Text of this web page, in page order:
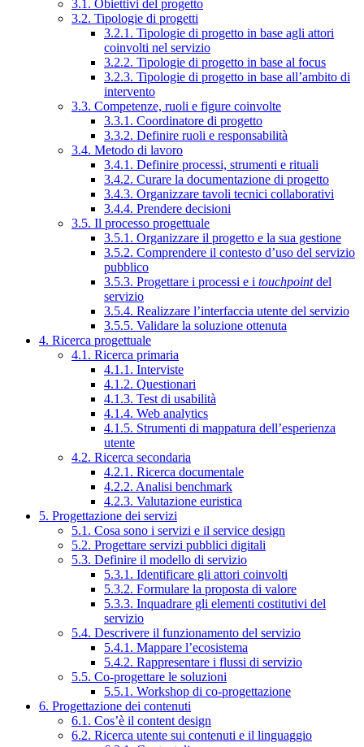
3.1. Obiettivi del progetto
3.2. Tipologie di progetti
3.2.1. Tipologie di progetto in base agli attori
coinvolti nel servizio
3.2.2. Tipologie di progetto in base al focus
3.2.3. Tipologie di progetto in base all’ambito di
intervento
3.3. Competenze, ruoli e figure coinvolte
3.3.1. Coordinatore di progetto
3.3.2. Definire ruoli e responsabilità
3.4. Metodo di lavoro
3.4.1. Definire processi, strumenti e rituali
3.4.2. Curare la documentazione di progetto
3.4.3. Organizzare tavoli tecnici collaborativi
3.4.4. Prendere decisioni
3.5. Il processo progettuale
3.5.1. Organizzare il progetto e la sua gestione
3.5.2. Comprendere il contesto d’uso del servizio
pubblico
3.5.3. Progettare i processi e i touchpointdel
servizio
3.5.4. Realizzare l’interfaccia utente del servizio
3.5.5. Validare la soluzione ottenuta
4. Ricerca progettuale
4.1. Ricerca primaria
4.1.1. Interviste
4.1.2. Questionari
4.1.3. Test di usabilità
4.1.4. Web analytics
4.1.5. Strumenti di mappatura dell’esperienza
utente
4.2. Ricerca secondaria
4.2.1. Ricerca documentale
4.2.2. Analisi benchmark
4.2.3. Valutazione euristica
5. Progettazione dei servizi
5.1. Cosa sono i servizi e il service design
5.2. Progettare servizi pubblici digitali
5.3. Definire il modello di servizio
5.3.1. Identificare gli attori coinvolti
5.3.2. Formulare la proposta di valore
5.3.3. Inquadrare gli elementi costitutivi del
servizio
5.4. Descrivere il funzionamento del servizio
5.4.1. Mappare l’ecosistema
5.4.2. Rappresentare i flussi di servizio
5.5. Co-progettare le soluzioni
5.5.1. Workshop di co-progettazione
6. Progettazione dei contenuti
6.1. Cos’è il content design
6.2. Ricerca utente sui contenuti e il linguaggio